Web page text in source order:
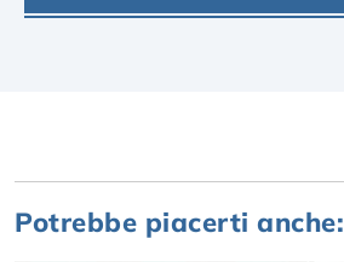
Potrebbe piacerti anche: